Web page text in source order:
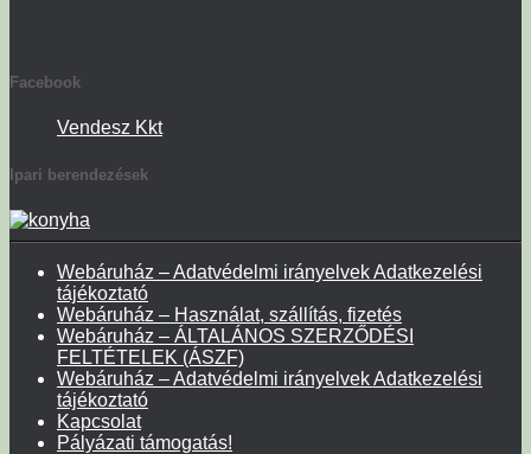
Facebook
Vendesz Kkt
Ipari berendezések
Webáruház – Adatvédelmi irányelvek Adatkezelési
tájékoztató
Webáruház – Használat, szállítás, fizetés
Webáruház – ÁLTALÁNOS SZERZŐDÉSI
FELTÉTELEK (ÁSZF)
Webáruház – Adatvédelmi irányelvek Adatkezelési
tájékoztató
Kapcsolat
Pályázati támogatás!